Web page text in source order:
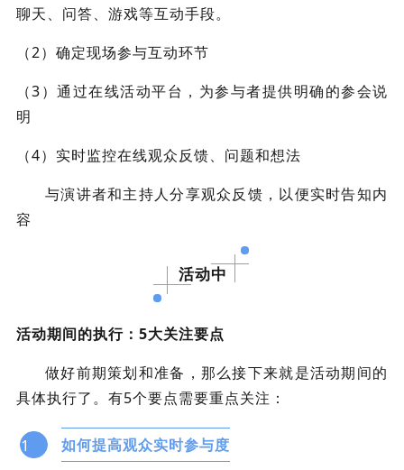
聊天、问答、游戏等互动手段。
（2）确定现场参与互动环节
（3）通过在线活动平台，为参与者提供明确的参会说
明
（4）实时监控在线观众反馈、问题和想法
与演讲者和主持人分享观众反馈，以便实时告知内
容
活动中
活动期间的执行：5大关注要点
做好前期策划和准备，那么接下来就是活动期间的
具体执行了。有5个要点需要重点关注：
1 如何提高观众实时参与度